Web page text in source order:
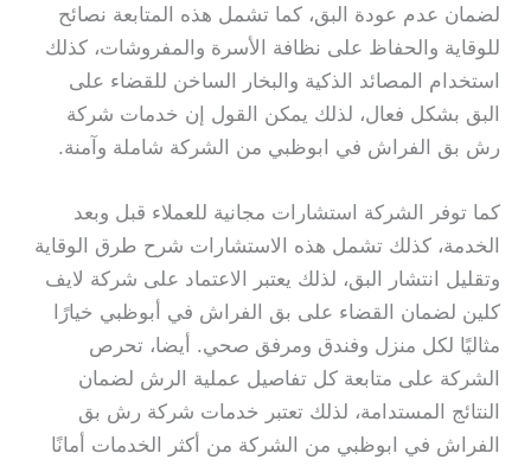
لضمان عدم عودة البق، كما تشمل هذه المتابعة نصائح
للوقاية والحفاظ على نظافة الأسرة والمفروشات، كذلك
استخدام المصائد الذكية والبخار الساخن للقضاء على
البق بشكل فعال، لذلك يمكن القول إن خدمات شركة
رش بق الفراش في ابوظبي من الشركة شاملة وآمنة.
كما توفر الشركة استشارات مجانية للعملاء قبل وبعد
الخدمة، كذلك تشمل هذه الاستشارات شرح طرق الوقاية
وتقليل انتشار البق، لذلك يعتبر الاعتماد على شركة لايف
كلين لضمان القضاء على بق الفراش في أبوظبي خيارًا
مثاليًا لكل منزل وفندق ومرفق صحي. أيضا، تحرص
الشركة على متابعة كل تفاصيل عملية الرش لضمان
النتائج المستدامة، لذلك تعتبر خدمات شركة رش بق
الفراش في ابوظبي من الشركة من أكثر الخدمات أمانًا